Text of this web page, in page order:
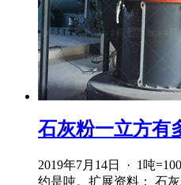
石灰粉一立方有
2019年7月14日 · 1吨
约是吨。扩展资料： 石